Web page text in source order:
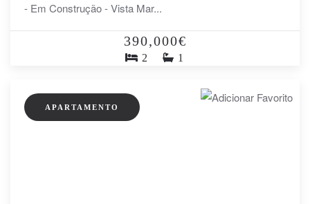
- Em Construção - Vista Mar...
390,000€
2 1
APARTAMENTO